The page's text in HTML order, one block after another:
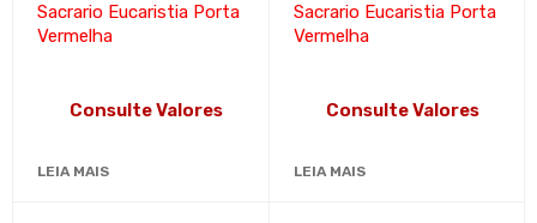
Sacrario Eucaristia Porta
Vermelha
Consulte Valores
LEIA MAIS
Sacrario Eucaristia Porta
Vermelha
Consulte Valores
LEIA MAIS